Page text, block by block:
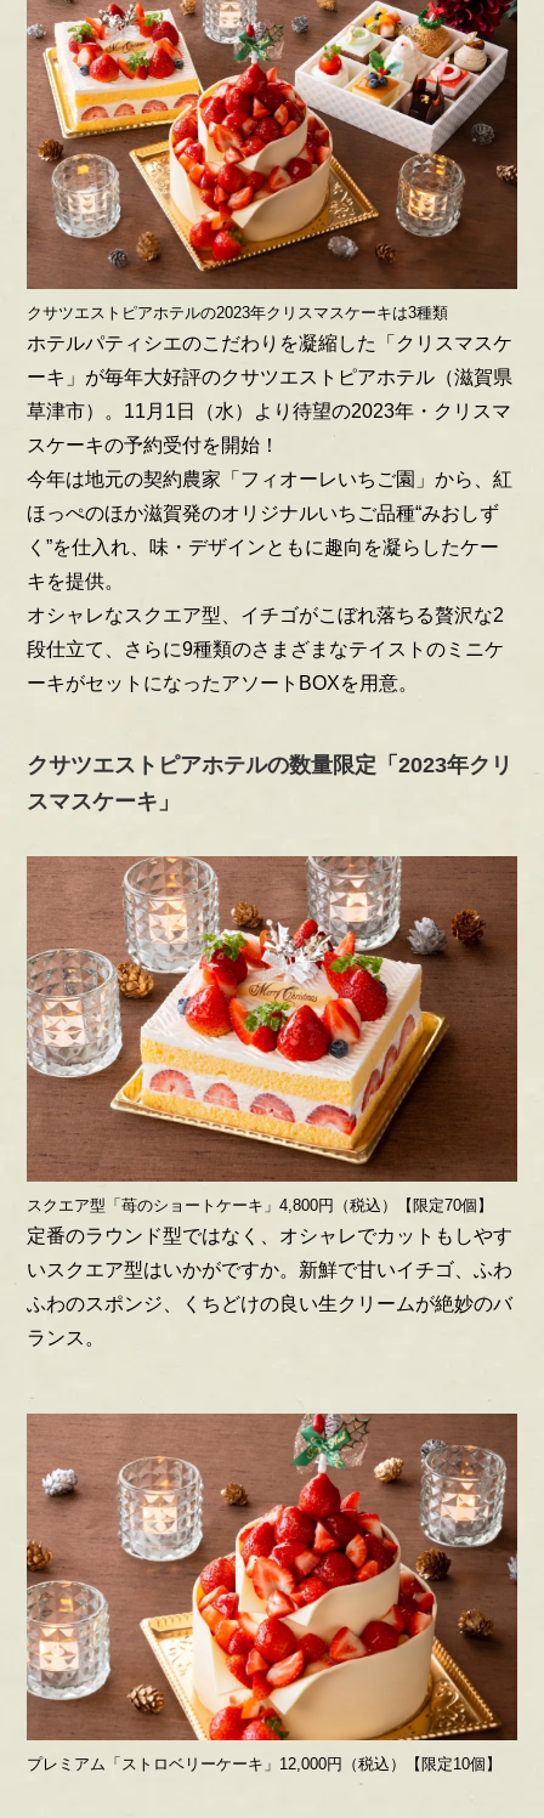
クサツエストピアホテルの2023年クリスマスケーキは3種類
ホテルパティシエのこだわりを凝縮した「クリスマスケ
ーキ」が毎年大好評のクサツエストピアホテル（滋賀県
草津市）。11月1日（水）より待望の2023年・クリスマ
スケーキの予約受付を開始！
今年は地元の契約農家「フィオーレいちご園」から、紅
ほっぺのほか滋賀発のオリジナルいちご品種“みおしず
く”を仕入れ、味・デザインともに趣向を凝らしたケー
キを提供。
オシャレなスクエア型、イチゴがこぼれ落ちる贅沢な2
段仕立て、さらに9種類のさまざまなテイストのミニケ
ーキがセットになったアソートBOXを用意。
クサツエストピアホテルの数量限定「2023年クリ
スマスケーキ」
スクエア型「苺のショートケーキ」4,800円（税込）【限定70個】
定番のラウンド型ではなく、オシャレでカットもしやす
いスクエア型はいかがですか。新鮮で甘いイチゴ、ふわ
ふわのスポンジ、くちどけの良い生クリームが絶妙のバ
ランス。
プレミアム「ストロベリーケーキ」12,000円（税込）【限定10個】